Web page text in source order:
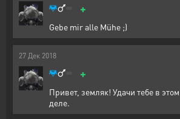
+
Gebe mir alle Mühe ;)
27 Дек 2018
+
Привет, земляк! Удачи тебе в
деле.